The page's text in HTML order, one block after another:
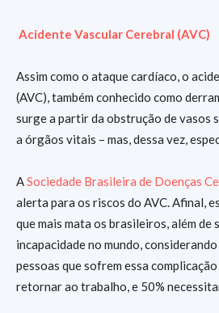
Acidente Vascular Cerebral (AVC)
Assim como o ataque cardíaco, o
(AVC), também conhecido como
surge a partir da obstrução de vasos
a órgãos vitais – mas, dessa vez,
ASociedade Brasileira de Doenças
alerta para os riscos do AVC. Afinal,
que mais mata os brasileiros, além de
incapacidade no mundo,
pessoas que sofrem essa
retornar ao trabalho, e 50%